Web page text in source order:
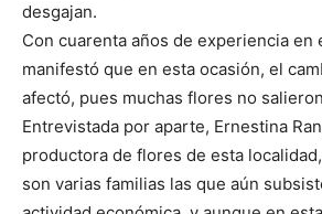
desgajan.
Con cuarenta años de experiencia en
manifestó que en esta ocasión, el
afectó, pues muchas flores no
Entrevistada por aparte, Ernestina
productora de flores de esta
son varias familias las que aún